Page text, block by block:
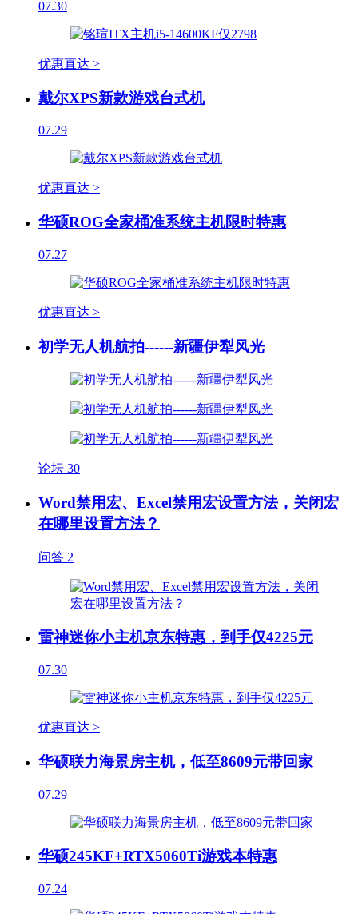
07.30
优惠直达 >
戴尔XPS新款游戏台式机
07.29
优惠直达 >
华硕ROG全家桶准系统主机限时特惠
07.27
优惠直达 >
初学无人机航拍------新疆伊犁风光
论坛 30
Word禁用宏、Excel禁用宏设置方法，关闭宏
在哪里设置方法？
问答 2
雷神迷你小主机京东特惠，到手仅4225元
07.30
优惠直达 >
华硕联力海景房主机，低至8609元带回家
07.29
华硕245KF+RTX5060Ti游戏本特惠
07.24